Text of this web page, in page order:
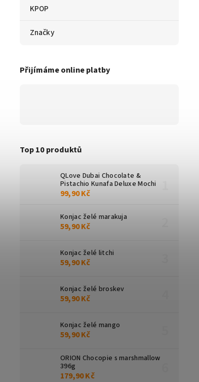
KPOP
Značky
Přijímáme online platby
Top 10 produktů
QLove Dubai Chocolate &
Pistachio Kunafa Deluxe Mochi
99,90 Kč
Konjac želé marakuja
59,90 Kč
Konjac želé litchi
59,90 Kč
Konjac želé broskev
59,90 Kč
Konjac želé mango
59,90 Kč
ORION Chocopie s marshmallow
396g
179,90 Kč